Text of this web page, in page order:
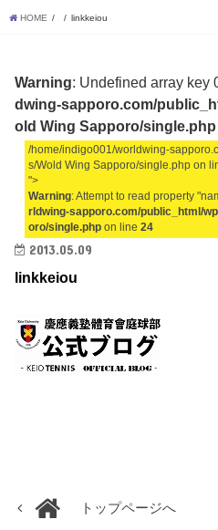
HOME linkkeiou
Warning: Undefined array key
dwing-sapporo.com/
old Wing Sapporo/single.php
/home/indigo001/worldwing-
s/Wold Wing Sapporo/single.php on
">
Warning: Attempt to read property
rldwing-sapporo.com/public_html/
oro/single.php on line24
2013.05.09
linkkeiou
トップページへ